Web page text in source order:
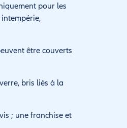
pour les
être couverts
bris liés à la
; une franchise et